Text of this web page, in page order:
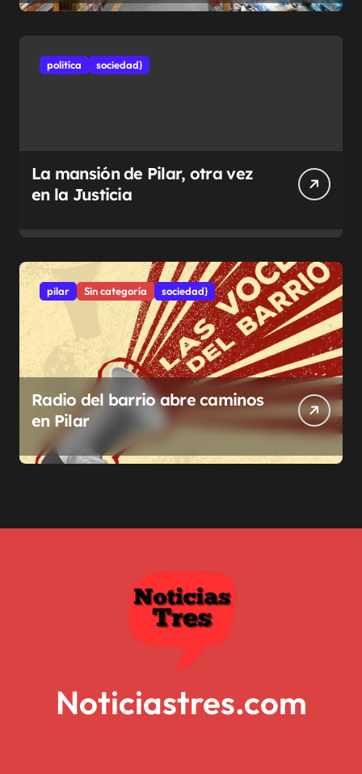
politíca sociedad}
La mansión de Pilar, otra vez
en la Justicia
pilar Sin categoría sociedad}
Radio del barrio abre caminos
en Pilar
Noticiastres.com